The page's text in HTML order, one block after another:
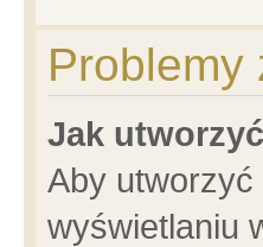
Problemy
Jak
Aby utworzyć
wyświetlaniu